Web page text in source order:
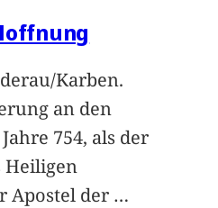
Karben.
an den
754, als der
Heiligen
Apostel der …